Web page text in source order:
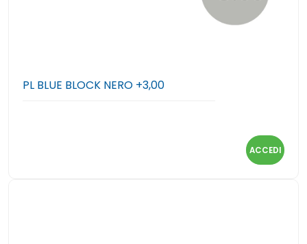
PL BLUE BLOCK NERO +3,00
ACCEDI